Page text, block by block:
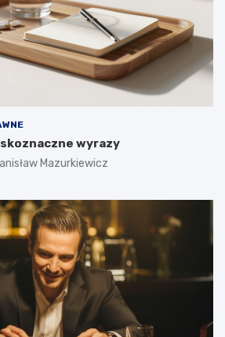
wyrazy
Mazurkiewicz